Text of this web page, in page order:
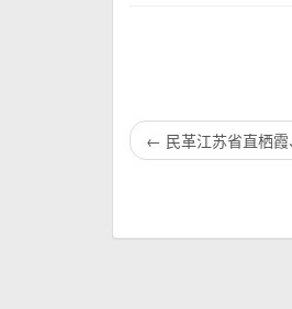
← 民革江苏省直栖